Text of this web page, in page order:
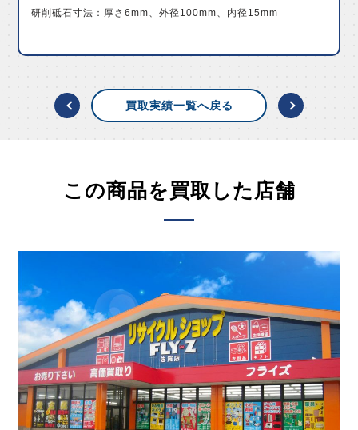
研削砥石寸法：厚さ6mm、外径100mm、内径15mm
買取実績一覧へ戻る
この商品を買取した店舗